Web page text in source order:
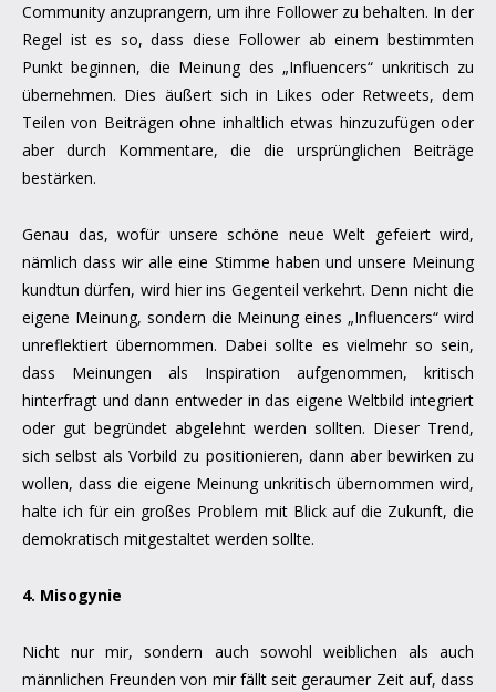
Community anzuprangern, um ihre Follower zu behalten. In der
Regel ist es so, dass diese Follower ab einem bestimmten
Punkt beginnen, die Meinung des „Influencers“ unkritisch zu
übernehmen. Dies äußert sich in Likes oder Retweets, dem
Teilen von Beiträgen ohne inhaltlich etwas hinzuzufügen oder
aber durch Kommentare, die die ursprünglichen Beiträge
bestärken.
Genau das, wofür unsere schöne neue Welt gefeiert wird,
nämlich dass wir alle eine Stimme haben und unsere Meinung
kundtun dürfen, wird hier ins Gegenteil verkehrt. Denn nicht die
eigene Meinung, sondern die Meinung eines „Influencers“ wird
unreflektiert übernommen. Dabei sollte es vielmehr so sein,
dass Meinungen als Inspiration aufgenommen, kritisch
hinterfragt und dann entweder in das eigene Weltbild integriert
oder gut begründet abgelehnt werden sollten. Dieser Trend,
sich selbst als Vorbild zu positionieren, dann aber bewirken zu
wollen, dass die eigene Meinung unkritisch übernommen wird,
halte ich für ein großes Problem mit Blick auf die Zukunft, die
demokratisch mitgestaltet werden sollte.
4. Misogynie
Nicht nur mir, sondern auch sowohl weiblichen als auch
männlichen Freunden von mir fällt seit geraumer Zeit auf, dass